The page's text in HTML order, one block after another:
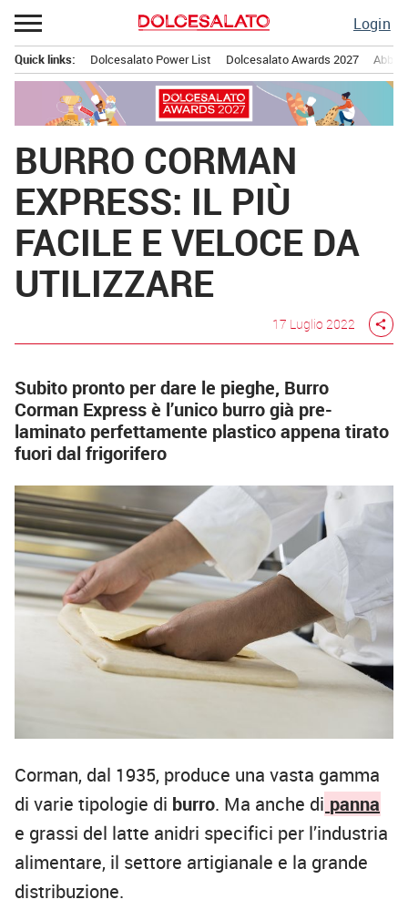
Passa
al
contenuto
Login
principale
Quick links: Dolcesalato Power List Dolcesalato Awards 2027
BURRO CORMAN
EXPRESS: IL PIÙ
FACILE E VELOCE DA
UTILIZZARE
17 Luglio 2022 share
Subito pronto per dare le pieghe, Burro
Corman Express è l’unico burro già pre-
laminato perfettamente plastico appena tirato
fuori dal frigorifero
Corman, dal 1935, produce una vasta gamma
di varie tipologie di burro. Ma anche di panna
e grassi del latte anidri specifici per l’industria
alimentare, il settore artigianale e la grande
distribuzione.